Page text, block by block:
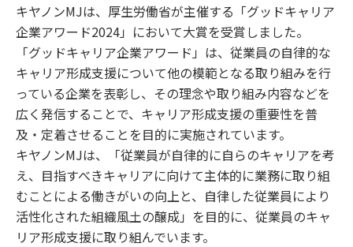
キヤノンMJは、厚生労働省が主催する「グッドキャリア
企業アワード2024」において大賞を受賞しました。
「グッドキャリア企業アワード」は、従業員の自律的な
キャリア形成支援について他の模範となる取り組みを行
っている企業を表彰し、その理念や取り組み内容などを
広く発信することで、キャリア形成支援の重要性を普
及・定着させることを目的に実施されています。
キヤノンMJは、「従業員が自律的に自らのキャリアを考
え、目指すべきキャリアに向けて主体的に業務に取り組
むことによる働きがいの向上と、自律した従業員により
活性化された組織風土の醸成」を目的に、従業員のキャ
リア形成支援に取り組んでいます。